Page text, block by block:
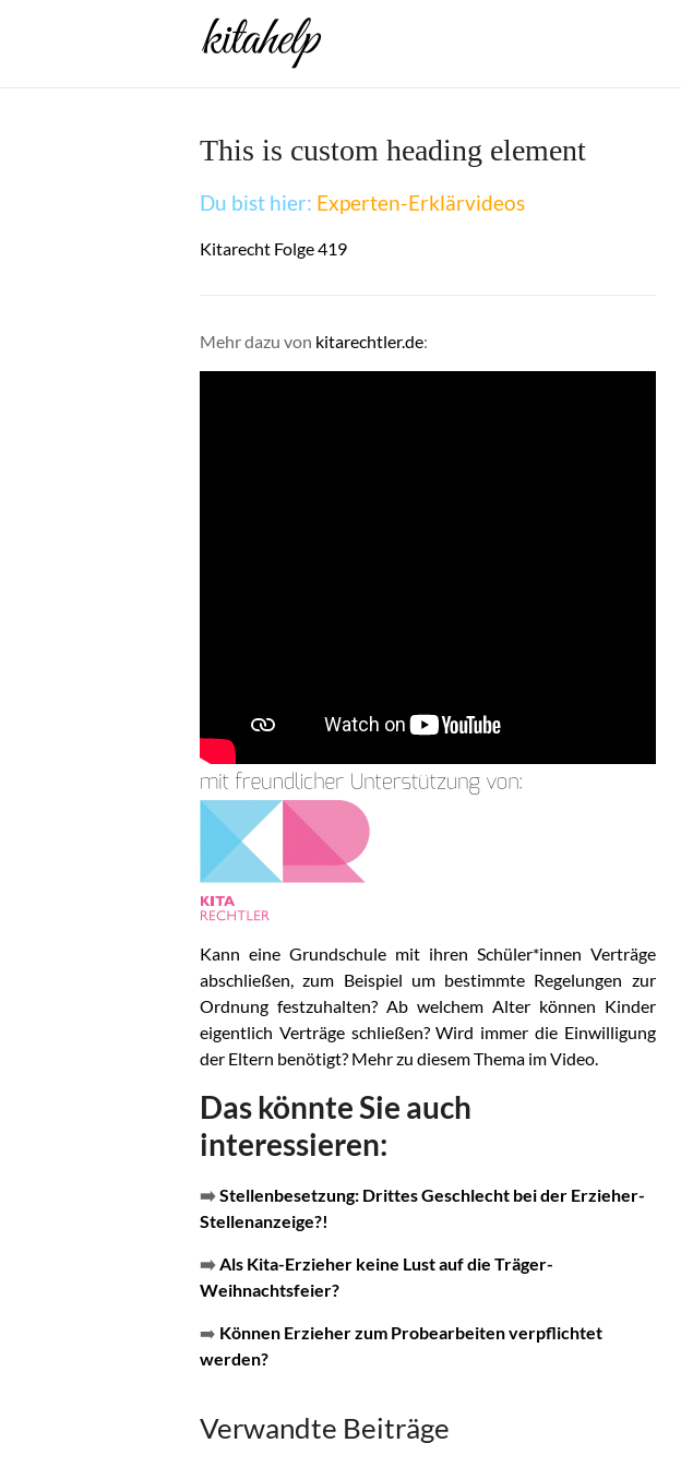
This is custom heading element
Du bist hier: Experten-Erklärvideos
Kitarecht Folge 419
Mehr dazu von kitarechtler.de:
Kann eine Grundschule mit ihren Schüler*innen Verträge
abschließen, zum Beispiel um bestimmte Regelungen zur
Ordnung festzuhalten? Ab welchem Alter können Kinder
eigentlich Verträge schließen? Wird immer die Einwilligung
der Eltern benötigt? Mehr zu diesem Thema im Video.
Das könnte Sie auch
interessieren:
➡️Stellenbesetzung: Drittes Geschlecht bei der Erzieher-
Stellenanzeige?!
➡️Als Kita-Erzieher keine Lust auf die Träger-
Weihnachtsfeier?
➡️ Können Erzieher zum Probearbeiten verpflichtet
werden?
Verwandte Beiträge